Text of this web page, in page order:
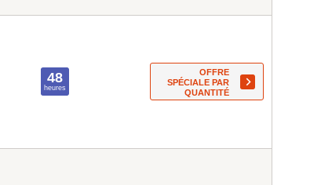
48
heures
OFFRE
SPÉCIALE PAR
QUANTITÉ